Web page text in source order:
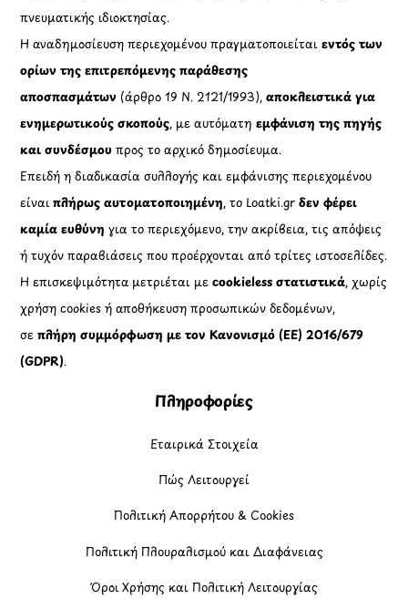
πνευματικής ιδιοκτησίας.
Η αναδημοσίευση περιεχομένου πραγματοποιείταιεντός των
ορίων της επιτρεπόμενης παράθεσης
αποσπασμάτων (άρθρο 19 Ν. 2121/1993), αποκλειστικά για
ενημερωτικούς σκοπούς, με αυτόματηεμφάνιση της πηγής
και συνδέσμου προς το αρχικό δημοσίευμα.
Επειδή η διαδικασία συλλογής και εμφάνισης περιεχομένου
είναιπλήρως αυτοματοποιημένη, το Loatki.grδεν φέρει
καμία ευθύνη για το περιεχόμενο, την ακρίβεια, τις απόψεις
ή τυχόν παραβιάσεις που προέρχονται από τρίτες ιστοσελίδες.
Η επισκεψιμότητα μετριέται μεcookieless στατιστικά, χωρίς
χρήση cookies ή αποθήκευση προσωπικών δεδομένων,
σεπλήρη συμμόρφωση με τον Κανονισμό (ΕΕ) 2016/679
(GDPR).
Πληροφορίες
Εταιρικά Στοιχεία
Πώς Λειτουργεί
Πολιτική Απορρήτου & Cookies
Πολιτική Πλουραλισμού και Διαφάνειας
Όροι Χρήσης και Πολιτική Λειτουργίας